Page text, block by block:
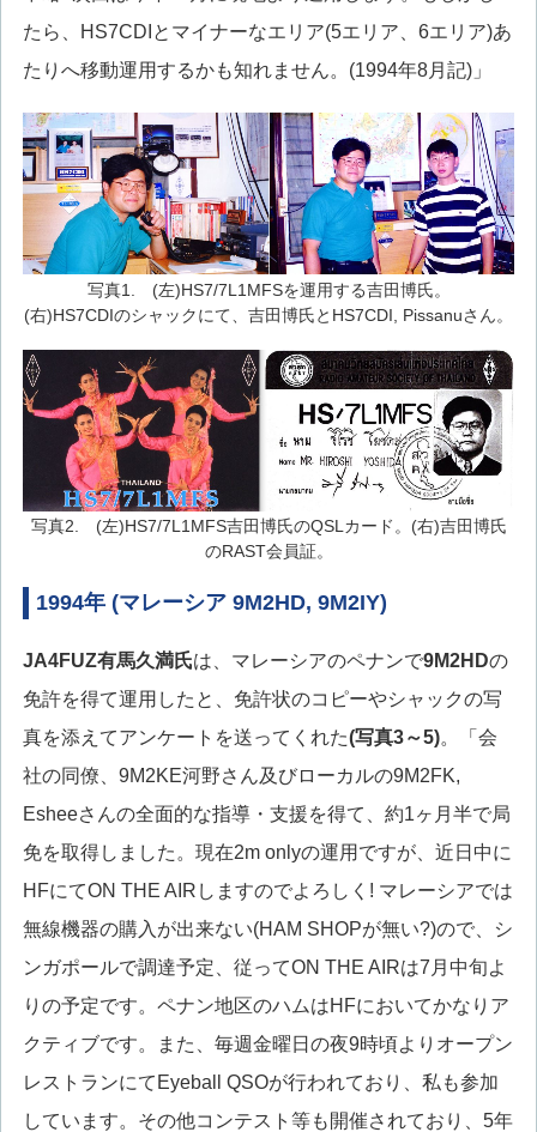
たら、HS7CDIとマイナーなエリア(5エリア、6エリア)あ
たりへ移動運用するかも知れません。(1994年8月記)」
写真1. (左)HS7/7L1MFSを運用する吉田博氏。
(右)HS7CDIのシャックにて、吉田博氏とHS7CDI, Pissanuさん。
写真2. (左)HS7/7L1MFS吉田博氏のQSLカード。(右)吉田博氏
のRAST会員証。
1994年 (マレーシア 9M2HD, 9M2IY)
JA4FUZ有馬久満氏は、マレーシアのペナンで9M2HDの
免許を得て運用したと、免許状のコピーやシャックの写
真を添えてアンケートを送ってくれた(写真3～5)。「会
社の同僚、9M2KE河野さん及びローカルの9M2FK,
Esheeさんの全面的な指導・支援を得て、約1ヶ月半で局
免を取得しました。現在2m onlyの運用ですが、近日中に
HFにてON THE AIRしますのでよろしく! マレーシアでは
無線機器の購入が出来ない(HAM SHOPが無い?)ので、シ
ンガポールで調達予定、従ってON THE AIRは7月中旬よ
りの予定です。ペナン地区のハムはHFにおいてかなりア
クティブです。また、毎週金曜日の夜9時頃よりオープン
レストランにてEyeball QSOが行われており、私も参加
しています。その他コンテスト等も開催されており、5年